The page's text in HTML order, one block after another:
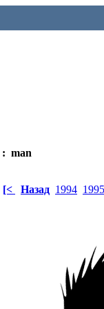
: man
[< Назад 1994 1995